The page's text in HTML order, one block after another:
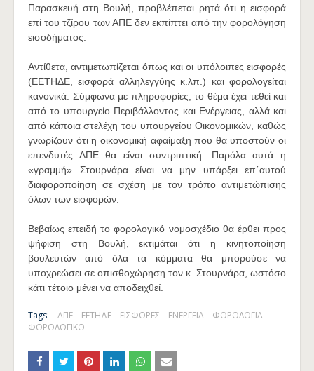
Παρασκευή στη Βουλή, προβλέπεται ρητά ότι η εισφορά
επί του τζίρου των ΑΠΕ δεν εκπίπτει από την φορολόγηση
εισοδήματος.
Αντίθετα, αντιμετωπίζεται όπως και οι υπόλοιπες εισφορές
(ΕΕΤΗΔΕ, εισφορά αλληλεγγύης κ.λπ.) και φορολογείται
κανονικά. Σύμφωνα με πληροφορίες, το θέμα έχει τεθεί και
από το υπουργείο Περιβάλλοντος και Ενέργειας, αλλά και
από κάποια στελέχη του υπουργείου Οικονομικών, καθώς
γνωρίζουν ότι η οικονομική αφαίμαξη που θα υποστούν οι
επενδυτές ΑΠΕ θα είναι συντριπτική. Παρόλα αυτά η
«γραμμή» Στουρνάρα είναι να μην υπάρξει επ΄αυτού
διαφοροποίηση σε σχέση με τον τρόπο αντιμετώπισης
όλων των εισφορών.
Βεβαίως επειδή το φορολογικό νομοσχέδιο θα έρθει προς
ψήφιση στη Βουλή, εκτιμάται ότι η κινητοποίηση
βουλευτών από όλα τα κόμματα θα μπορούσε να
υποχρεώσει σε οπισθοχώρηση τον κ. Στουρνάρα, ωστόσο
κάτι τέτοιο μένει να αποδειχθεί.
Tags: ΑΠΕ ΕΕΤΗΔΕ ΕΙΣΦΟΡΕΣ ΕΝΕΡΓΕΙΑ
ΦΟΡΟΛΟΓΙΑ
ΦΟΡΟΛΟΓΙΚΟ